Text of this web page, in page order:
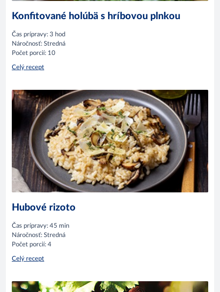
Konfitované holúbä s hríbovou plnkou
Čas prípravy: 3 hod
Náročnosť: Stredná
Počet porcií: 10
Celý recept
Hubové rizoto
Čas prípravy: 45 min
Náročnosť: Stredná
Počet porcií: 4
Celý recept